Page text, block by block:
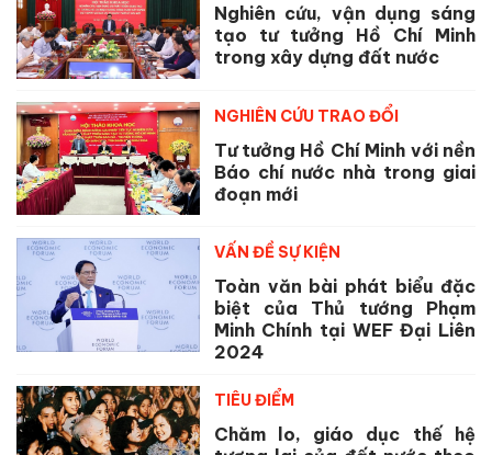
Nghiên cứu, vận dụng sáng
tạo tư tưởng Hồ Chí Minh
trong xây dựng đất nước
NGHIÊN CỨU TRAO ĐỔI
Tư tưởng Hồ Chí Minh với nền
Báo chí nước nhà trong giai
đoạn mới
VẤN ĐỀ SỰ KIỆN
Toàn văn bài phát biểu đặc
biệt của Thủ tướng Phạm
Minh Chính tại WEF Đại Liên
2024
TIÊU ĐIỂM
Chăm lo, giáo dục thế hệ